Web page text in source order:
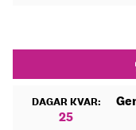
DAGAR KVAR:
25